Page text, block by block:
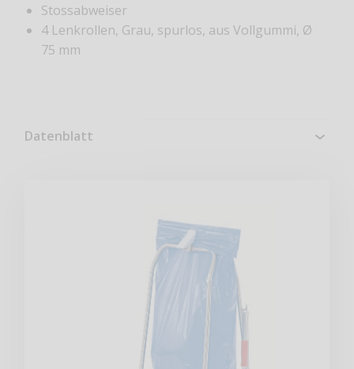
Stossabweiser
4 Lenkrollen, Grau, spurlos, aus Vollgummi, Ø
75 mm
Datenblatt